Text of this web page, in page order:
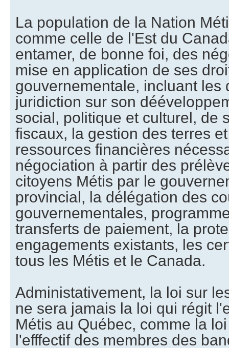
La population de la Nation
comme celle de l'Est du
entamer, de bonne foi, des
mise en application de ses
gouvernementale, incluant les
juridiction sur son
social, politique et culturel, de
fiscaux, la gestion des terres
ressources financières
négociation à partir des
citoyens Métis par le
provincial, la délégation des
gouvernementales,
transferts de paiement, la
engagements existants, les
tous les Métis et le Canada.
Administativement, la loi sur
ne sera jamais la loi qui régit
Métis au Québec, comme la
l'efffectif des membres des